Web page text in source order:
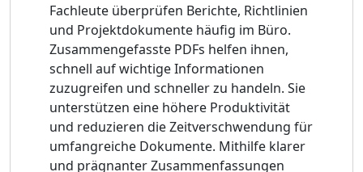
Fachleute überprüfen Berichte, Richtlinien
und Projektdokumente häufig im Büro.
Zusammengefasste PDFs helfen ihnen,
schnell auf wichtige Informationen
zuzugreifen und schneller zu handeln. Sie
unterstützen eine höhere Produktivität
und reduzieren die Zeitverschwendung für
umfangreiche Dokumente. Mithilfe klarer
und prägnanter Zusammenfassungen